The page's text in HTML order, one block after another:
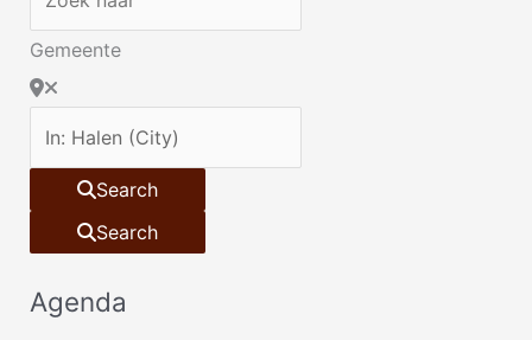
Gemeente
Search
Search
Agenda